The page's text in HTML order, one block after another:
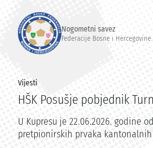
Nogometni savez
Federacije Bosne i Hercegovine
Vijesti
HŠK Posušje pobjednik
U Kupresu je 22.06.2026. godine
pretpionirskih prvaka